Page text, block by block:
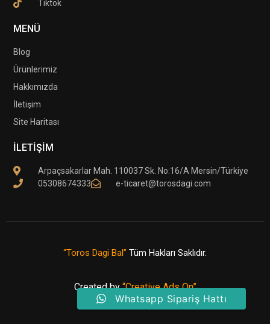
Tiktok
MENÜ
Blog
Ürünlerimiz
Hakkımızda
İletişim
Site Haritası
İLETİŞİM
Arpaçsakarlar Mah. 110037 Sk. No:16/A Mersin/Türkiye
05308674333
e-ticaret@torosdagi.com
“Toros Dagi Bal” Tüm Hakları Saklıdır.
Created by“Creative Ads On”
Whatsapp Sipariş Hattı